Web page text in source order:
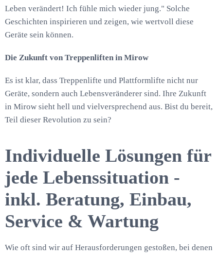
Leben verändert! Ich fühle mich wieder jung." Solche
Geschichten inspirieren und zeigen, wie wertvoll diese
Geräte sein können.
Die Zukunft von Treppenliften in Mirow
Es ist klar, dass Treppenlifte und Plattformlifte nicht nur
Geräte, sondern auch Lebensveränderer sind. Ihre Zukunft
in Mirow sieht hell und vielversprechend aus. Bist du bereit,
Teil dieser Revolution zu sein?
Individuelle Lösungen für
jede Lebenssituation -
inkl. Beratung, Einbau,
Service & Wartung
Wie oft sind wir auf Herausforderungen gestoßen, bei denen